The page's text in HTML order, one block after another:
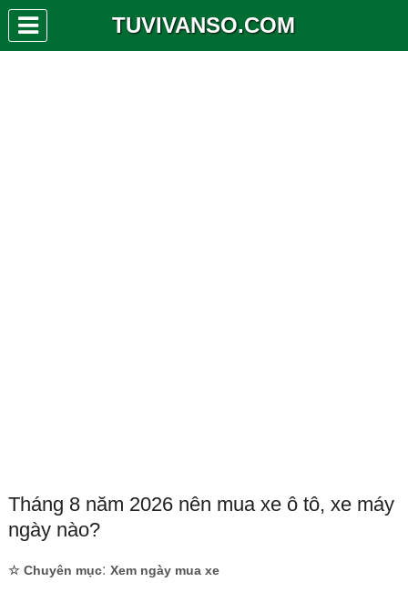
TUVIVANSO.COM
Tháng 8 năm 2026 nên mua xe ô tô, xe máy
ngày nào?
☆ Chuyên mục: Xem ngày mua xe